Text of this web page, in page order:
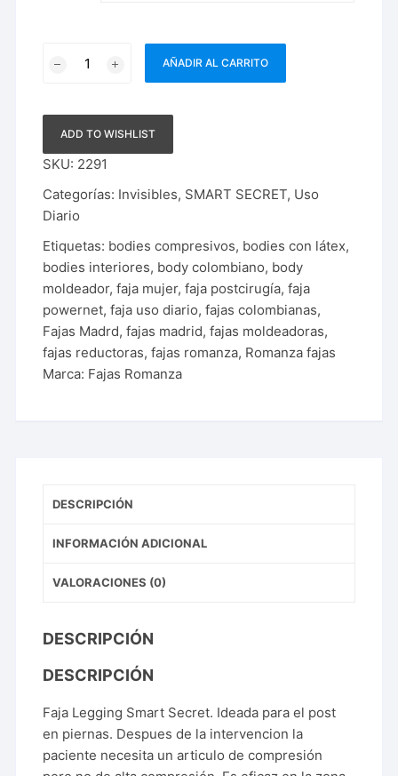
Legging
2191
cantidad
AÑADIR AL CARRITO
ADD TO WISHLIST
SKU: 2291
Categorías: Invisibles, SMART SECRET, Uso
Diario
Etiquetas: bodies compresivos, bodies con látex,
bodies interiores, body colombiano, body
moldeador,faja mujer,faja postcirugía,faja
powernet,faja uso diario,fajas colombianas,
Fajas Madrd,fajas madrid,fajas moldeadoras,
fajas reductoras,fajas romanza, Romanza fajas
Marca: Fajas Romanza
DESCRIPCIÓN
INFORMACIÓN ADICIONAL
VALORACIONES (0)
DESCRIPCIÓN
DESCRIPCIÓN
Faja Legging Smart Secret. Ideada para el post
en piernas. Despues de la intervencion la
paciente necesita un articulo de compresión